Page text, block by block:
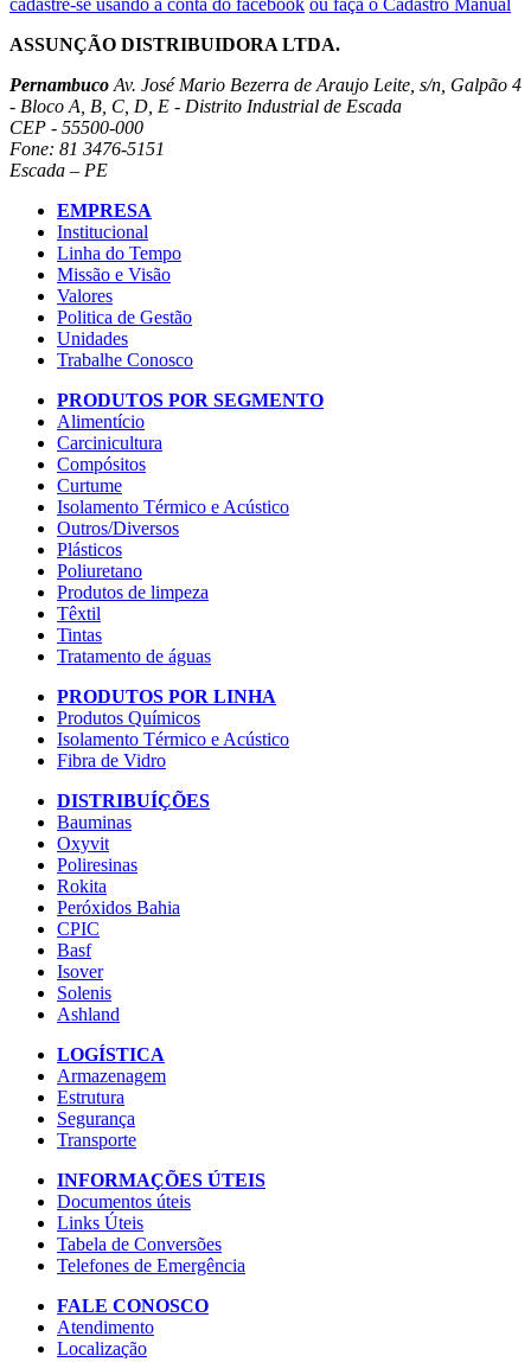
cadastre-se usando a conta do facebook ou faça o Cadastro Manual
ASSUNÇÃO DISTRIBUIDORA LTDA.
Pernambuco Av. José Mario Bezerra de Araujo Leite, s/n, Galpão 4
- Bloco A, B, C, D, E - Distrito Industrial de Escada
CEP - 55500-000
Fone: 81 3476-5151
Escada – PE
EMPRESA
Institucional
Linha do Tempo
Missão e Visão
Valores
Politica de Gestão
Unidades
Trabalhe Conosco
PRODUTOS POR SEGMENTO
Alimentício
Carcinicultura
Compósitos
Curtume
Isolamento Térmico e Acústico
Outros/Diversos
Plásticos
Poliuretano
Produtos de limpeza
Têxtil
Tintas
Tratamento de águas
PRODUTOS POR LINHA
Produtos Químicos
Isolamento Térmico e Acústico
Fibra de Vidro
DISTRIBUÍÇÕES
Bauminas
Oxyvit
Poliresinas
Rokita
Peróxidos Bahia
CPIC
Basf
Isover
Solenis
Ashland
LOGÍSTICA
Armazenagem
Estrutura
Segurança
Transporte
INFORMAÇÕES ÚTEIS
Documentos úteis
Links Úteis
Tabela de Conversões
Telefones de Emergência
FALE CONOSCO
Atendimento
Localização